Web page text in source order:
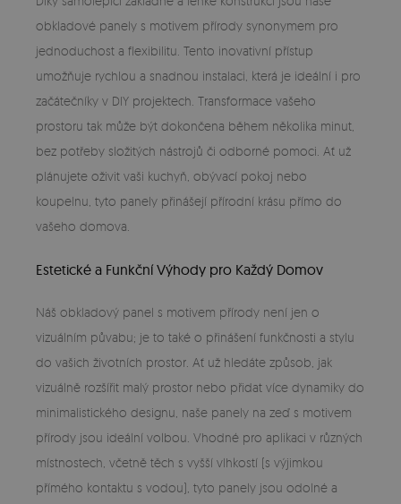
obkladové panely s motivem přírody synonymem pro
jednoduchost a flexibilitu. Tento inovativní přístup
umožňuje rychlou a snadnou instalaci, která je ideální i pro
začátečníky v DIY projektech. Transformace vašeho
prostoru tak může být dokončena během několika minut,
bez potřeby složitých nástrojů či odborné pomoci. Ať už
plánujete oživit vaši kuchyň, obývací pokoj nebo
koupelnu, tyto panely přinášejí přírodní krásu přímo do
vašeho domova.
Estetické a Funkční Výhody pro Každý Domov
Náš obkladový panel s motivem přírody není jen o
vizuálním půvabu; je to také o přinášení funkčnosti a stylu
do vašich životních prostor. Ať už hledáte způsob, jak
vizuálně rozšířit malý prostor nebo přidat více dynamiky do
minimalistického designu, naše panely na zeď s motivem
přírody jsou ideální volbou. Vhodné pro aplikaci v různých
místnostech, včetně těch s vyšší vlhkostí (s výjimkou
přímého kontaktu s vodou), tyto panely jsou odolné a